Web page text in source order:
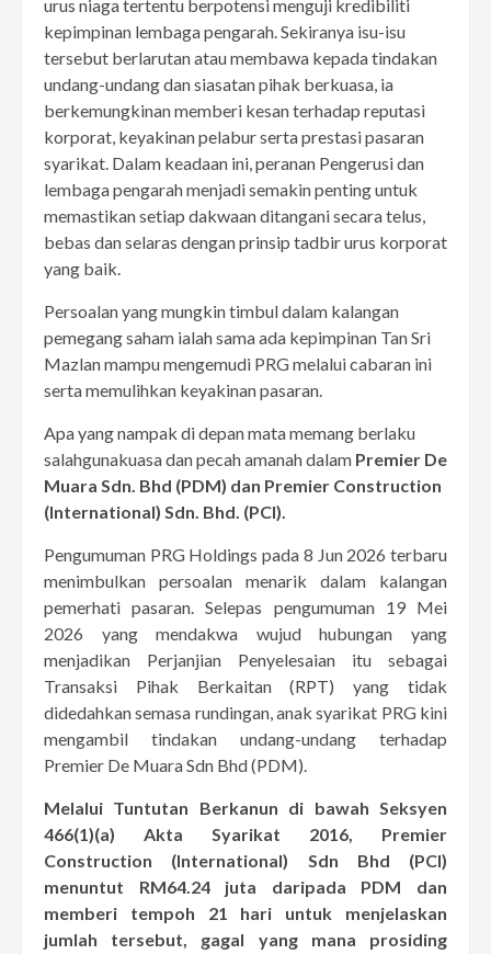
urus niaga tertentu berpotensi menguji kredibiliti
kepimpinan lembaga pengarah. Sekiranya isu-isu
tersebut berlarutan atau membawa kepada tindakan
undang-undang dan siasatan pihak berkuasa, ia
berkemungkinan memberi kesan terhadap reputasi
korporat, keyakinan pelabur serta prestasi pasaran
syarikat. Dalam keadaan ini, peranan Pengerusi dan
lembaga pengarah menjadi semakin penting untuk
memastikan setiap dakwaan ditangani secara telus,
bebas dan selaras dengan prinsip tadbir urus korporat
yang baik.
Persoalan yang mungkin timbul dalam kalangan
pemegang saham ialah sama ada kepimpinan Tan Sri
Mazlan mampu mengemudi PRG melalui cabaran ini
serta memulihkan keyakinan pasaran.
Apa yang nampak di depan mata memang berlaku
salahgunakuasa dan pecah amanah dalam Premier De
Muara Sdn. Bhd (PDM) dan Premier Construction
(International) Sdn. Bhd. (PCI).
Pengumuman PRG Holdings pada 8 Jun 2026 terbaru
menimbulkan persoalan menarik dalam kalangan
pemerhati pasaran. Selepas pengumuman 19 Mei
2026 yang mendakwa wujud hubungan yang
menjadikan Perjanjian Penyelesaian itu sebagai
Transaksi Pihak Berkaitan (RPT) yang tidak
didedahkan semasa rundingan, anak syarikat PRG kini
mengambil tindakan undang-undang terhadap
Premier De Muara Sdn Bhd (PDM).
Melalui Tuntutan Berkanun di bawah Seksyen
466(1)(a) Akta Syarikat 2016, Premier
Construction (International) Sdn Bhd (PCI)
menuntut RM64.24 juta daripada PDM dan
memberi tempoh 21 hari untuk menjelaskan
jumlah tersebut, gagal yang mana prosiding